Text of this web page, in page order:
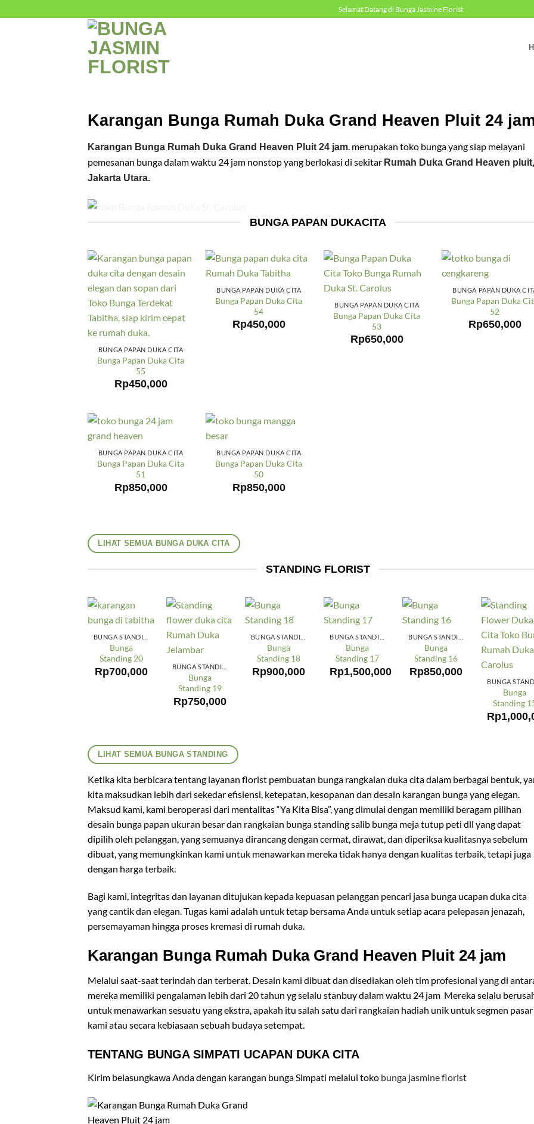
to
Selamat Datang di Bunga Jasmine Florist
Karangan Bunga Rumah Duka Grand Heaven Pluit 24
Karangan Bunga Rumah Duka Grand Heaven Pluit 24 jam . merupakan toko bunga yang siap melayani
pemesanan bunga dalam waktu 24 jam nonstop yang berlokasi di sekitar Rumah Duka Grand Heaven pluit,
Jakarta Utara.
BUNGA PAPAN DUKACITA
BUNGA PAPAN DUKA CITA
Bunga Papan Duka Cita
55
Rp450,000
BUNGA PAPAN DUKA CITA
Bunga Papan Duka Cita
54
Rp450,000
BUNGA PAPAN DUKA CITA
Bunga Papan Duka Cita
53
Rp650,000
BUNGA PAPAN DUKA
Bunga Papan Duka
52
Rp650,000
BUNGA PAPAN DUKA CITA
Bunga Papan Duka Cita
51
Rp850,000
BUNGA PAPAN DUKA CITA
Bunga Papan Duka Cita
50
Rp850,000
LIHAT SEMUA BUNGA DUKA CITA
STANDING FLORIST
Bunga
Standing 20
Rp700,000
Bunga
Standing 19
Rp750,000
Bunga
Standing 18
Rp900,000
Bunga
Standing 17
Rp1,500,000
Bunga
Standing 16
Rp850,000
Bunga
Standing
Rp
LIHAT SEMUA BUNGA STANDING
Ketika kita berbicara tentang layanan florist pembuatan bunga rangkaian duka cita dalam berbagai bentuk,
kita maksudkan lebih dari sekedar efisiensi, ketepatan, kesopanan dan desain karangan bunga yang elegan.
Maksud kami, kami beroperasi dari mentalitas “Ya Kita Bisa”, yang dimulai dengan memiliki beragam pilihan
desain bunga papan ukuran besar dan rangkaian bunga standing salib bunga meja tutup peti dll yang dapat
dipilih oleh pelanggan, yang semuanya dirancang dengan cermat, dirawat, dan diperiksa kualitasnya sebelum
dibuat, yang memungkinkan kami untuk menawarkan mereka tidak hanya dengan kualitas terbaik, tetapi juga
dengan harga terbaik.
Bagi kami, integritas dan layanan ditujukan kepada kepuasan pelanggan pencari jasa bunga ucapan duka cita
yang cantik dan elegan. Tugas kami adalah untuk tetap bersama Anda untuk setiap acara pelepasan jenazah,
persemayaman hingga proses kremasi di rumah duka.
Karangan Bunga Rumah Duka Grand Heaven Pluit 24 jam
Melalui saat-saat terindah dan terberat. Desain kami dibuat dan disediakan oleh tim profesional yang di
mereka memiliki pengalaman lebih dari 20 tahun yg selalu stanbuy dalam waktu 24 jam Mereka selalu
untuk menawarkan sesuatu yang ekstra, apakah itu salah satu dari rangkaian hadiah unik untuk segmen pasar
kami atau secara kebiasaan sebuah budaya setempat.
TENTANG BUNGA SIMPATI UCAPAN DUKA CITA
Kirim belasungkawa Anda dengan karangan bunga Simpati melalui toko bunga jasmine florist